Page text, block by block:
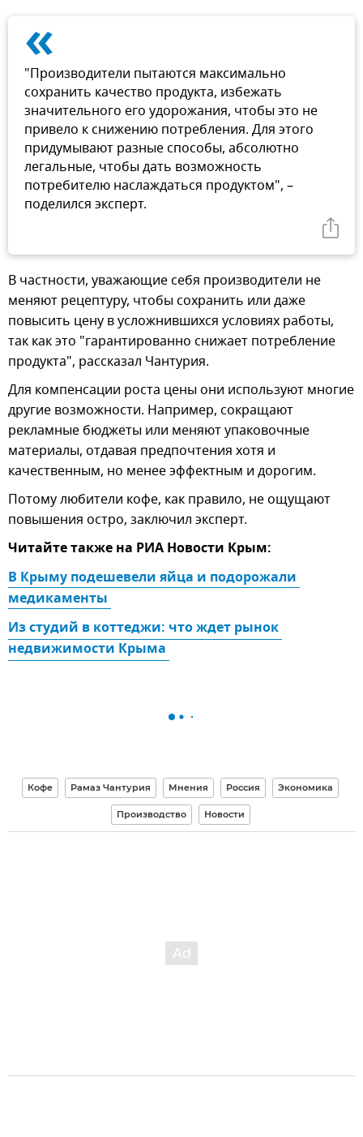
«
"Производители пытаются максимально
сохранить качество продукта, избежать
значительного его удорожания, чтобы это не
привело к снижению потребления. Для этого
придумывают разные способы, абсолютно
легальные, чтобы дать возможность
потребителю наслаждаться продуктом", –
поделился эксперт.
В частности, уважающие себя производители не
меняют рецептуру, чтобы сохранить или даже
повысить цену в усложнившихся условиях работы,
так как это "гарантированно снижает потребление
продукта", рассказал Чантурия.
Для компенсации роста цены они используют многие
другие возможности. Например, сокращают
рекламные бюджеты или меняют упаковочные
материалы, отдавая предпочтения хотя и
качественным, но менее эффектным и дорогим.
Потому любители кофе, как правило, не ощущают
повышения остро, заключил эксперт.
Читайте также на РИА Новости Крым:
В Крыму подешевели яйца и подорожали
медикаменты
Из студий в коттеджи: что ждет рынок
недвижимости Крыма
Кофе Рамаз Чантурия Мнения Россия Экономика
Производство Новости